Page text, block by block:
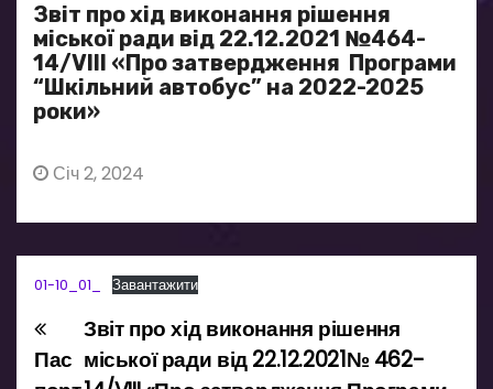
Звіт про хід виконання рішення
міської ради від 22.12.2021 №464-
14/VІІІ «Про затвердження Програми
“Шкільний автобус” на 2022-2025
роки»
Січ 2, 2024
01-10_01_ Завантажити
Н
Звіт про хід виконання рішення
міської ради від 22.12.2021№ 462-
Пас